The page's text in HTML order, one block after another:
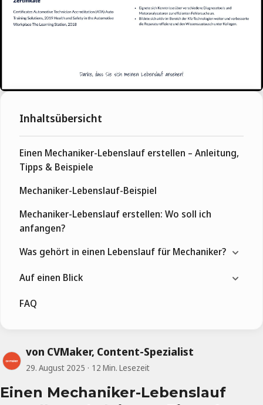
von CVMaker, Content-Spezialist
29. August 2025 12 Min. Lesezeit
Einen Mechaniker-Lebenslauf
Inhaltsübersicht
Einen Mechaniker-Lebenslauf erstellen – Anleitung,
Tipps & Beispiele
Mechaniker-Lebenslauf-Beispiel
Mechaniker-Lebenslauf erstellen: Wo soll ich
anfangen?
Was gehört in einen Lebenslauf für Mechaniker?
Auf einen Blick
FAQ